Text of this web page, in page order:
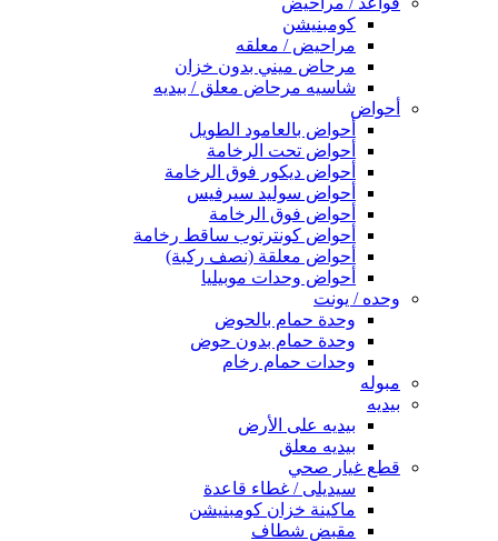
كومبنيشن
مراحيض / معلقه
مرحاض ميني بدون خزان
شاسيه مرحاض معلق / بيديه
أحواض
أحواض بالعامود الطويل
أحواض تحت الرخامة
أحواض ديكور فوق الرخامة
أحواض سوليد سيرفيس
أحواض فوق الرخامة
أحواض كونترتوب ساقط رخامة
أحواض معلقة (نصف ركبة)
أحواض وحدات موبيليا
وحده / يونت
وحدة حمام بالحوض
وحدة حمام بدون حوض
وحدات حمام رخام
مبوله
بيديه
بيديه على الأرض
بيديه معلق
قطع غيار صحي
سيديلى / غطاء قاعدة
ماكينة خزان كومبنيشن
مقبض شطاف